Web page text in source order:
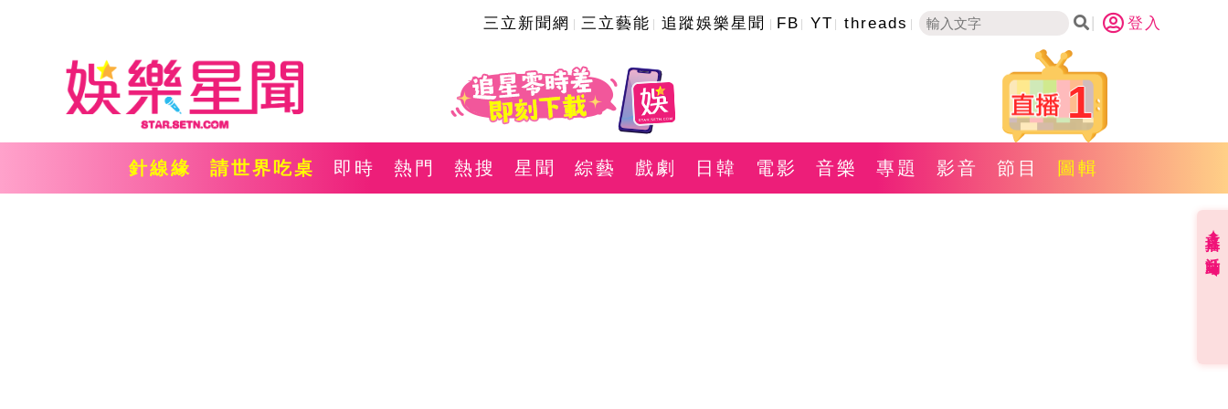
三立新聞網 三立藝能 追蹤娛樂星聞 FB YT threads 登入
1
針線緣 請世界吃桌 即時 熱門 熱搜 星聞 綜藝 戲劇 日韓 電影 音樂 專題 影音 節目 圖輯
直播✦活動